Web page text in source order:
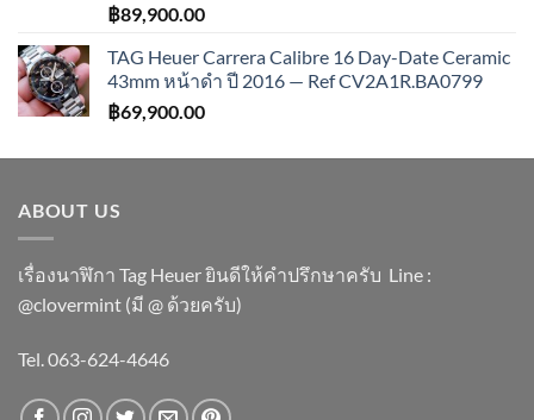
฿89,900.00
TAG Heuer Carrera Calibre 16 Day-Date Ceramic
43mm หน้าดำ ปี 2016 — Ref CV2A1R.BA0799
฿69,900.00
ABOUT US
เรื่องนาฬิกา Tag Heuer ยินดีให้คำปรึกษาครับ ​Line :
@clovermint (มี @ ด้วยครับ)
Tel. 063-624-4646